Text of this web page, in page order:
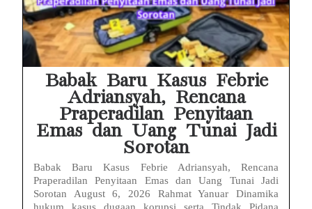
Babak Baru Kasus Febrie
Adriansyah, Rencana
Praperadilan Penyitaan
Emas dan Uang Tunai Jadi
Sorotan
Babak Baru Kasus Febrie Adriansyah, Rencana
Praperadilan Penyitaan Emas dan Uang Tunai Jadi
Sorotan August 6, 2026 Rahmat Yanuar Dinamika
hukum kasus dugaan korupsi serta Tindak Pidana